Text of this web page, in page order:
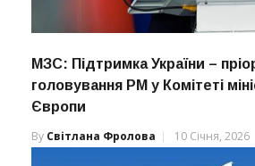
МЗС: Підтримка України –
головування РМ у Комітеті
Європи
By Світлана Фролова 10 Січня, 2026